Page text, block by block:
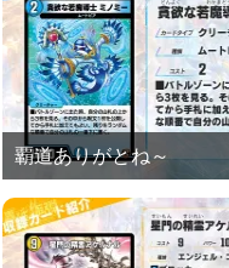
覇道ありがとね～